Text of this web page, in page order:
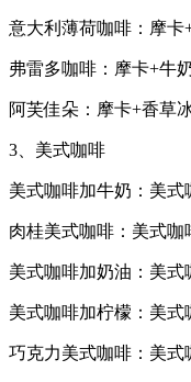
意大利薄荷咖啡：摩卡
弗雷多咖啡：摩卡+牛
阿芙佳朵：摩卡+香草
3、美式咖啡
美式咖啡加牛奶：美式
肉桂美式咖啡：美式咖
美式咖啡加奶油：美式
美式咖啡加柠檬：美式
巧克力美式咖啡：美